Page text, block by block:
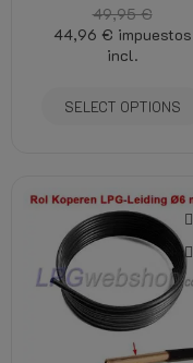
49,95 €
44,96 € impuestos
incl.
SELECT OPTIONS